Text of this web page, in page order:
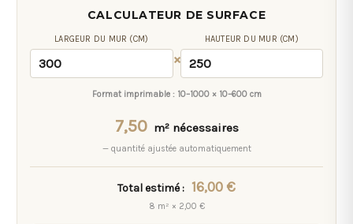
CALCULATEUR DE SURFACE
LARGEUR DU MUR (CM)
×
HAUTEUR DU MUR (CM)
Format imprimable : 10–1000 × 10–600 cm
7,50 m² nécessaires
— quantité ajustée automatiquement
Total estimé : 16,00 €
8 m² × 2,00 €